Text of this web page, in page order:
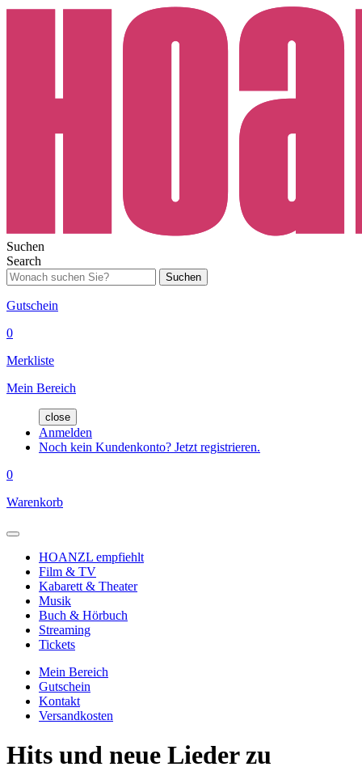
Suchen
Search
Suchen
Gutschein
0
Merkliste
Mein Bereich
close
Anmelden
Noch kein Kundenkonto? Jetzt registrieren.
0
Warenkorb
HOANZL empfiehlt
Film & TV
Kabarett & Theater
Musik
Buch & Hörbuch
Streaming
Tickets
Mein Bereich
Gutschein
Kontakt
Versandkosten
Hits und neue Lieder zu